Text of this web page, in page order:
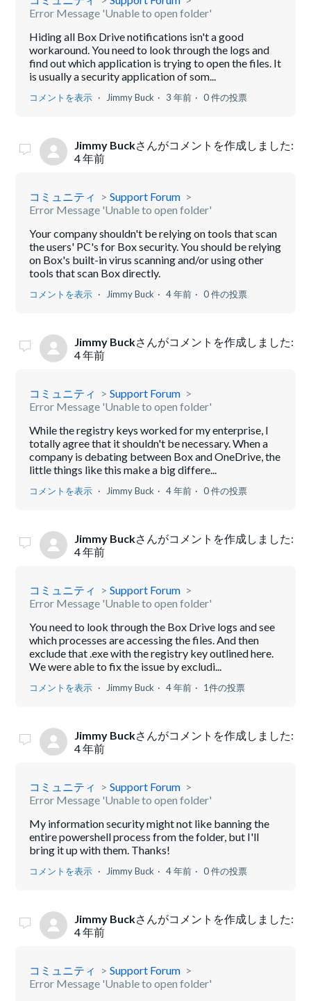
Error Message 'Unable to open folder'
Hiding all Box Drive notifications isn't a good
workaround. You need to look through the logs and
find out which application is trying to open the files. It
is usually a security application of som...
コメントを表示 Jimmy Buck 3 年前 0 件の投票
Jimmy Buckさんがコメントを作成しました:
4 年前
コミュニティ
Support Forum
Error Message 'Unable to open folder'
Your company shouldn't be relying on tools that scan
the users' PC's for Box security. You should be relying
on Box's built-in virus scanning and/or using other
tools that scan Box directly.
コメントを表示 Jimmy Buck 4 年前 0 件の投票
Jimmy Buckさんがコメントを作成しました:
4 年前
コミュニティ
Support Forum
Error Message 'Unable to open folder'
While the registry keys worked for my enterprise, I
totally agree that it shouldn't be necessary. When a
company is debating between Box and OneDrive, the
little things like this make a big differe...
コメントを表示 Jimmy Buck 4 年前 0 件の投票
Jimmy Buckさんがコメントを作成しました:
4 年前
コミュニティ
Support Forum
Error Message 'Unable to open folder'
You need to look through the Box Drive logs and see
which processes are accessing the files. And then
exclude that .exe with the registry key outlined here.
We were able to fix the issue by excludi...
コメントを表示 Jimmy Buck 4 年前 1件の投票
Jimmy Buckさんがコメントを作成しました:
4 年前
コミュニティ
Support Forum
Error Message 'Unable to open folder'
My information security might not like banning the
entire powershell process from the folder, but I'll
bring it up with them. Thanks!
コメントを表示 Jimmy Buck 4 年前 0 件の投票
Jimmy Buckさんがコメントを作成しました:
4 年前
コミュニティ
Support Forum
Error Message 'Unable to open folder'